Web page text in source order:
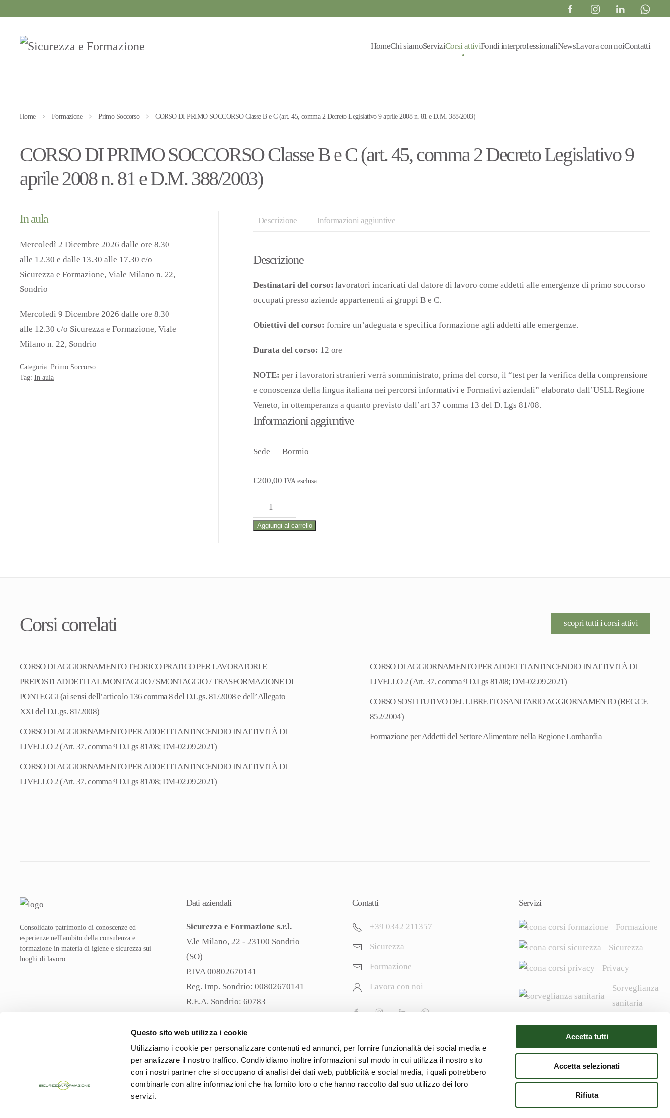
Questo sito web utilizza i cookie
Utilizziamo i cookie per personalizzare contenuti ed annunci, per fornire funzionalità dei social media e
per analizzare il nostro traffico. Condividiamo inoltre informazioni sul modo in cui utilizza il nostro sito
con i nostri partner che si occupano di analisi dei dati web, pubblicità e social media, i quali potrebbero
combinarle con altre informazioni che ha fornito loro o che hanno raccolto dal suo utilizzo dei loro
servizi.
Accetta tutti
Accetta selezionati
Rifiuta
HomeChi siamoServiziCorsi attiviFondi interprofessionaliNewsLavora con noiContatti
Home Formazione Primo Soccorso CORSO DI PRIMO SOCCORSO Classe B e C (art. 45, comma 2 Decreto Legislativo 9 aprile 2008 n. 81 e D.M. 388/2003)
CORSO DI PRIMO SOCCORSO Classe B e C (art. 45, comma 2 Decreto Legislativo 9
aprile 2008 n. 81 e D.M. 388/2003)
In aula
Mercoledì 2 Dicembre 2026 dalle ore 8.30
alle 12.30 e dalle 13.30 alle 17.30 c/o
Sicurezza e Formazione, Viale Milano n. 22,
Sondrio
Mercoledì 9 Dicembre 2026 dalle ore 8.30
alle 12.30 c/o Sicurezza e Formazione, Viale
Milano n. 22, Sondrio
Categoria: Primo Soccorso
Tag: In aula
Descrizione Informazioni aggiuntive
Descrizione
Destinatari del corso: lavoratori incaricati dal datore di lavoro come addetti alle emergenze di primo soccorso
occupati presso aziende appartenenti ai gruppi B e C.
Obiettivi del corso: fornire un’adeguata e specifica formazione agli addetti alle emergenze.
Durata del corso: 12 ore
NOTE: per i lavoratori stranieri verrà somministrato, prima del corso, il “test per la verifica della comprensione
e conoscenza della lingua italiana nei percorsi informativi e Formativi aziendali” elaborato dall’USLL Regione
Veneto, in ottemperanza a quanto previsto dall’art 37 comma 13 del D. Lgs 81/08.
Informazioni aggiuntive
Sede Bormio
€200,00 IVA esclusa
CORSO
DI
PRIMO
2
Decreto
Legislativo
aprile
Aggiungi al carrello
Corsi correlati scopri tutti i corsi attivi
CORSO DI AGGIORNAMENTO TEORICO PRATICO PER LAVORATORI E
PREPOSTI ADDETTI AL MONTAGGIO / SMONTAGGIO / TRASFORMAZIONE DI
PONTEGGI (ai sensi dell’articolo 136 comma 8 del D.Lgs. 81/2008 e dell’Allegato
XXI del D.Lgs. 81/2008)
CORSO DI AGGIORNAMENTO PER ADDETTI ANTINCENDIO IN ATTIVITÀ DI
LIVELLO 2 (Art. 37, comma 9 D.Lgs 81/08; DM-02.09.2021)
CORSO DI AGGIORNAMENTO PER ADDETTI ANTINCENDIO IN ATTIVITÀ DI
LIVELLO 2 (Art. 37, comma 9 D.Lgs 81/08; DM-02.09.2021)
CORSO DI AGGIORNAMENTO PER ADDETTI ANTINCENDIO IN ATTIVITÀ DI
LIVELLO 2 (Art. 37, comma 9 D.Lgs 81/08; DM-02.09.2021)
CORSO SOSTITUTIVO DEL LIBRETTO SANITARIO AGGIORNAMENTO (REG.CE
852/2004)
Formazione per Addetti del Settore Alimentare nella Regione Lombardia
Consolidato patrimonio di conoscenze ed
esperienze nell'ambito della consulenza e
formazione in materia di igiene e sicurezza sui
luoghi di lavoro.
Dati aziendali
Sicurezza e Formazione s.r.l.
V.le Milano, 22 - 23100 Sondrio
(SO)
P.IVA 00802670141
Reg. Imp. Sondrio: 00802670141
R.E.A. Sondrio: 60783
Pecsicurezzaeformazionesrl@pec.
Contatti
+39 0342 211357
Sicurezza
Formazione
Lavora con noi
Servizi
Formazione
Sicurezza
Privacy
Sorveglianza
sanitaria
Igiene degli
alimenti